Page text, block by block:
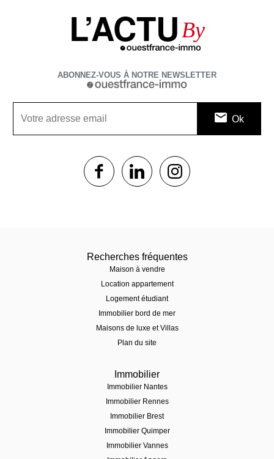
L’ACTUBy
ABONNEZ-VOUS À NOTRE NEWSLETTER
1$s 1$s
Recherches fréquentes
Maison à vendre
Location appartement
Logement étudiant
Immobilier bord de mer
Maisons de luxe et Villas
Plan du site
Immobilier
Immobilier Nantes
Immobilier Rennes
Immobilier Brest
Immobilier Quimper
Immobilier Vannes